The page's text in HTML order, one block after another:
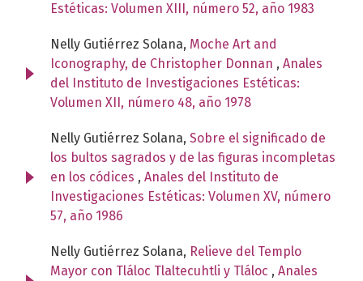
Estéticas: Volumen XIII, número 52, año 1983
Nelly Gutiérrez Solana, Moche Art and
Iconography, de Christopher Donnan , Anales
del Instituto de Investigaciones Estéticas:
Volumen XII, número 48, año 1978
Nelly Gutiérrez Solana, Sobre el significado de
los bultos sagrados y de las figuras incompletas
en los códices , Anales del Instituto de
Investigaciones Estéticas: Volumen XV, número
57, año 1986
Nelly Gutiérrez Solana, Relieve del Templo
Mayor con Tláloc Tlaltecuhtli y Tláloc , Anales